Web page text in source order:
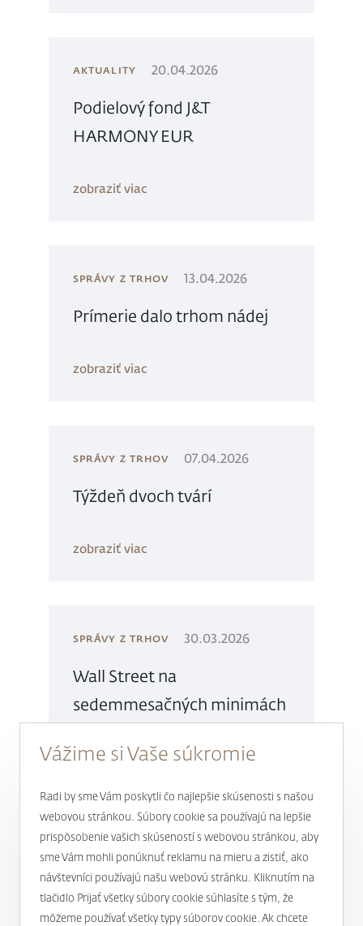
AKTUALITY 20.04.2026
Podielový fond J&T
HARMONY EUR
zobraziť viac
SPRÁVY Z TRHOV 13.04.2026
Prímerie dalo trhom nádej
zobraziť viac
SPRÁVY Z TRHOV 07.04.2026
Týždeň dvoch tvárí
zobraziť viac
SPRÁVY Z TRHOV 30.03.2026
Wall Street na
sedemmesačných minimách
dolároch
zobraziť viac
1 2 3 4 ... 25 26
Vážime si Vaše súkromie
Radi by sme Vám poskytli čo najlepšie skúsenosti s našou
webovou stránkou. Súbory cookie sa používajú na lepšie
prispôsobenie vašich skúseností s webovou stránkou, aby
sme Vám mohli ponúknuť reklamu na mieru a zistiť, ako
návštevníci používajú našu webovú stránku. Kliknutím na
tlačidlo Prijať všetky súbory cookie súhlasíte s tým, že
môžeme používať všetky typy súborov cookie. Ak chcete